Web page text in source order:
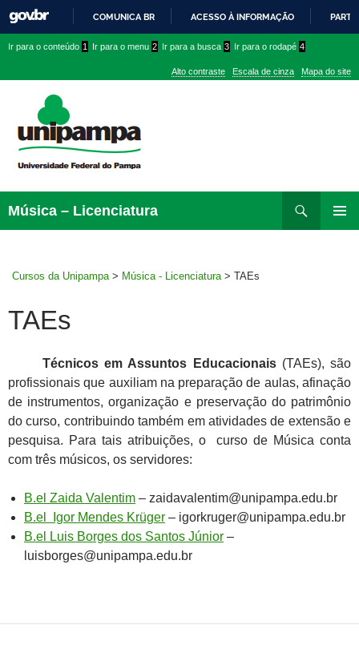
PARA
CONTEÚDO
COMUNICA BR ACESSO À INFORMAÇÃO
conteúdo
menu
superior
menu
Ir para o conteúdo 1 Ir para o menu 2 Ir para a busca 3 Ir para o rodapé 4
Alto contraste Escala de cinza Mapa do site
Música – Licenciatura
para
Cursos da Unipampa > Música - Licenciatura > TAEs
TAEs
Técnicos em Assuntos Educacionais(TAEs), são
profissionais que auxiliam na preparação de aulas, afinação
de instrumentos, organização e preservação do patrimônio
do curso, contribuindo também em atividades de extensão e
pesquisa. Para tais atribuições, o curso de Música conta
com três músicos, os servidores:
B.el Zaida Valentim – zaidavalentim@unipampa.edu.br
B.el Igor Mendes Krüger – igorkruger@unipampa.edu.br
B.el Luis Borges dos Santos Júnior –
luisborges@unipampa.edu.br